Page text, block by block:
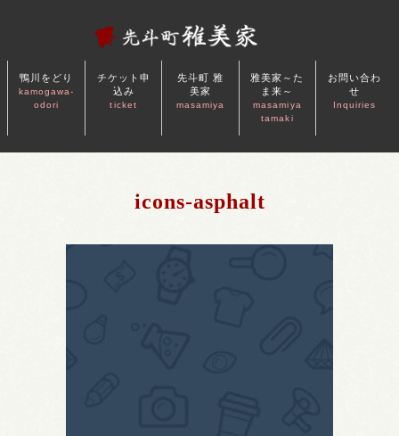
鴨川をどり
kamogawa-
odori
チケット申
込み
ticket
先斗町 雅
美家
masamiya
雅美家～た
ま来～
masamiya
tamaki
お問い合わ
せ
Inquiries
icons-asphalt